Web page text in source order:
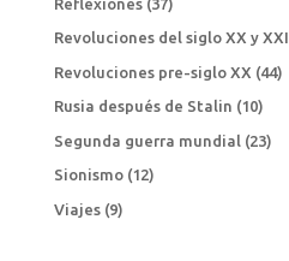
Revoluciones del siglo XX y XXI
Revoluciones pre-siglo XX (44)
Rusia después de Stalin (10)
Segunda guerra mundial (23)
Sionismo(12)
Viajes(9)